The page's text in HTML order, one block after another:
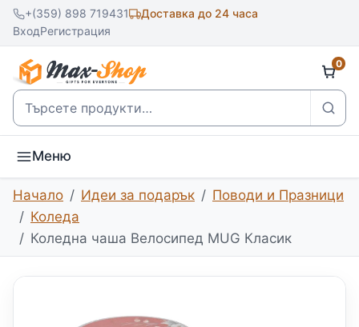
+(359) 898 719431
Доставка до 24 часа
ВходРегистрация
Търсене
0
Меню
Начало Идеи за подарък
Поводи и Празници
Коледа
Коледна чаша Велосипед MUG Класик